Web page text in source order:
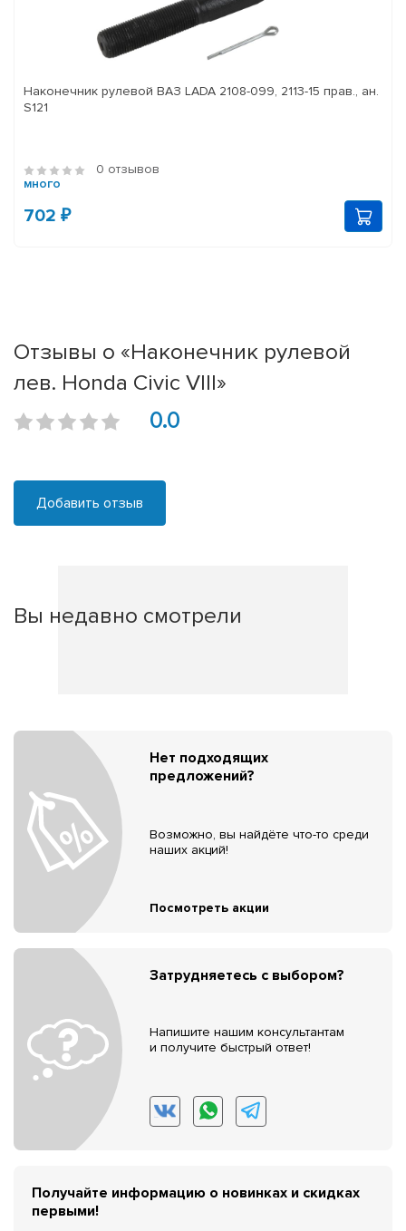
Наконечник рулевой ВАЗ LADA 2108-099, 2113-15 прав., ан.
S121
0 отзывов
много
702 ₽
Отзывы о «Наконечник рулевой
лев. Honda Civic VIII»
0.0
Добавить отзыв
Вы недавно смотрели
Нет подходящих
предложений?
Возможно, вы найдёте что-то среди
наших акций!
Посмотреть акции
Затрудняетесь с выбором?
Напишите нашим консультантам
и получите быстрый ответ!
Получайте информацию о новинках и скидках
первыми!